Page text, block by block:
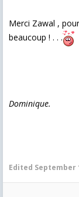
Merci Zawal ,
beaucoup ! . . .
Dominique.
Edited September